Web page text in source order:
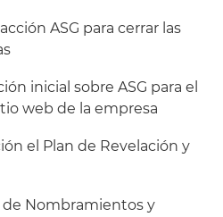
ASG para cerrar las
inicial sobre ASG para el
web de la empresa
el Plan de Revelación y
Nombramientos y